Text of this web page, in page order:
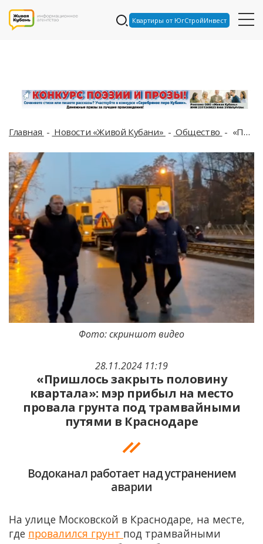
Квартиры от ЮгСтройИнвест
Главная Новости «Живой Кубани» Общество «Пришлось закрыть половину квартала»: мэр прибыл на место провала грунта под трамвайными путями в Краснодаре
28.11.2024 11:19
«Пришлось закрыть половину
квартала»: мэр прибыл на место
провала грунта под трамвайными
путями в Краснодаре
Водоканал работает над устранением
аварии
Фото: скриншот видео
На улице Московской в Краснодаре, на месте,
где провалился грунт под трамвайными